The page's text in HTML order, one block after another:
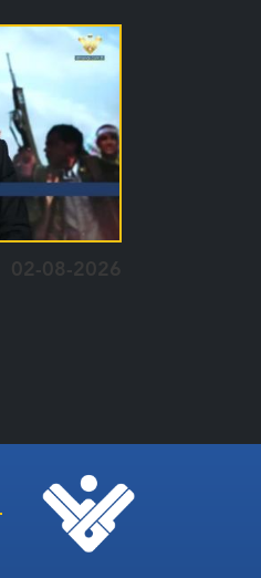
02-08-2026